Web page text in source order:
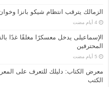
الزمالك يترقب انتظام شيكو بانزا
الإسماعیلی یدخل معسكرًا مغلقًا غدًا
المحترفين
معرض الكتاب: دليلك للتعرف على
الكتب